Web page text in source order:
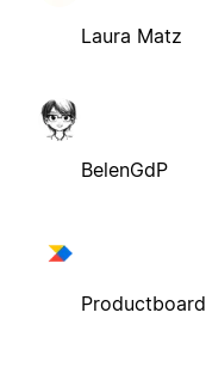
Laura Matz
BelenGdP
Productboard